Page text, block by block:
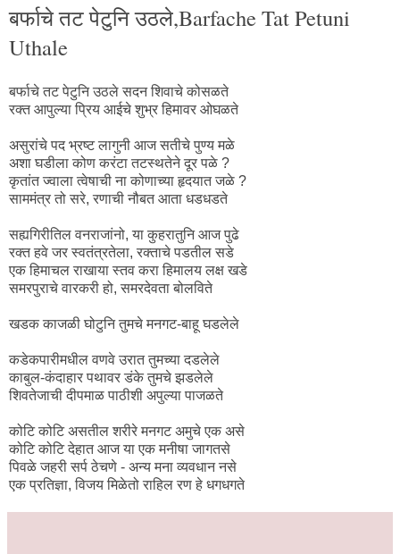
बर्फाचे तट पेटुनि उठले,Barfache Tat Petuni
Uthale
बर्फाचे तट पेटुनि उठले सदन शिवाचे कोसळते
रक्त आपुल्या प्रिय आईचे शुभ्र हिमावर ओघळते
असुरांचे पद भ्रष्ट लागुनी आज सतीचे पुण्य मळे
अशा घडीला कोण करंटा तटस्थतेने दूर पळे ?
कृतांत ज्वाला त्वेषाची ना कोणाच्या हृदयात जळे ?
साममंत्र तो सरे, रणाची नौबत आता धडधडते
सह्यगिरीतिल वनराजांनो, या कुहरातुनि आज पुढे
रक्त हवे जर स्वतंत्रतेला, रक्ताचे पडतील सडे
एक हिमाचल राखाया स्तव करा हिमालय लक्ष खडे
समरपुराचे वारकरी हो, समरदेवता बोलविते
खडक काजळी घोटुनि तुमचे मनगट-बाहू घडलेले
कडेकपारीमधील वणवे उरात तुमच्या दडलेले
काबुल-कंदाहार पथावर डंके तुमचे झडलेले
शिवतेजाची दीपमाळ पाठीशी अपुल्या पाजळते
कोटि कोटि असतील शरीरे मनगट अमुचे एक असे
कोटि कोटि देहात आज या एक मनीषा जागतसे
पिवळे जहरी सर्प ठेचणे - अन्य मना व्यवधान नसे
एक प्रतिज्ञा, विजय मिळेतो राहिल रण हे धगधगते